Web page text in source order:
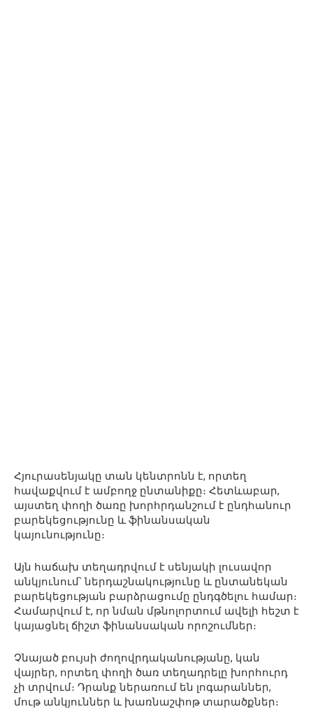
Հյուրասենյակը տան կենտրոնն է, որտեղ
հավաքվում է ամբողջ ընտանիքը։ Հետևաբար,
այստեղ փողի ծառը խորհրդանշում է ընդհանուր
բարեկեցությունը և ֆինանսական
կայունությունը։
Այն հաճախ տեղադրվում է սենյակի լուսավոր
անկյունում՝ ներդաշնակությունը և ընտանեկան
բարեկեցության բարձրացումը ընդգծելու համար։
Համարվում է, որ նման մթնոլորտում ավելի հեշտ է
կայացնել ճիշտ ֆինանսական որոշումներ։
Չնայած բույսի ժողովրդականությանը, կան
վայրեր, որտեղ փողի ծառ տեղադրելը խորհուրդ
չի տրվում։ Դրանք ներառում են լոգարաններ,
մութ անկյուններ և խառնաշփոթ տարածքներ։